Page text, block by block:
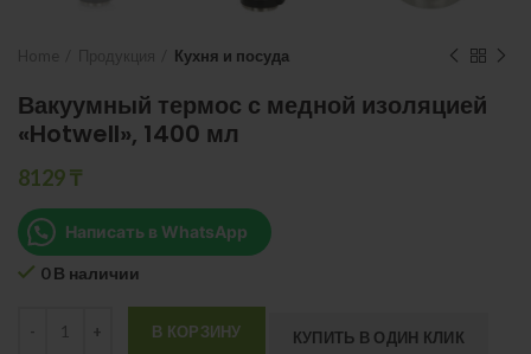
Кухня и посуда
Вакуумный термос с медной изоляцией
«Hotwell», 1400 мл
8129₸
Написать в WhatsApp
0 В наличии
В КОРЗИНУ КУПИТЬ В ОДИН КЛИК